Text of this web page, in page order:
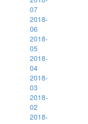
07
2018-
06
2018-
05
2018-
04
2018-
03
2018-
02
2018-